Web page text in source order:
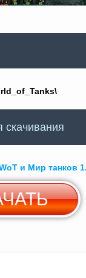
скачивания
и Мир танков
Скачать c
Yandex Диск